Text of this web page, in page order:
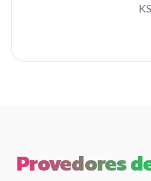
Provedores